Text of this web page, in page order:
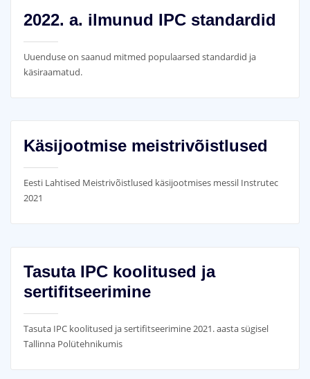
2022. a. ilmunud IPC standardid
Uuenduse on saanud mitmed populaarsed standardid ja
käsiraamatud.
Käsijootmise meistrivõistlused
Eesti Lahtised Meistrivõistlused käsijootmises messil Instrutec
2021
Tasuta IPC koolitused ja
sertifitseerimine
Tasuta IPC koolitused ja sertifitseerimine 2021. aasta sügisel
Tallinna Polütehnikumis